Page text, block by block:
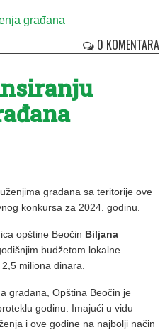
0 KOMENTARA
građana sa teritorije ove
konkursa za 2024. godinu.
opštine Beočin Biljana
budžetom lokalne
miliona dinara.
građana, Opština Beočin je
godinu. Imajući u vidu
i ove godine na najbolji način